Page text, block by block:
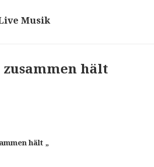
Musik
zusammen hält
hält „